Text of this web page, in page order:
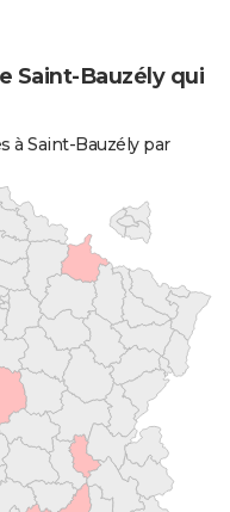
Saint-Bauzély qui
à Saint-Bauzély par